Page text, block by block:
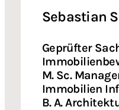
Sebastian
Geprüfter
M. Sc.
Immobilien
B. A.